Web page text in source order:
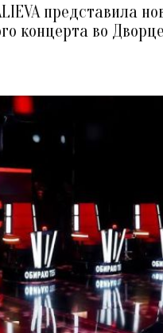
представила
концерта во